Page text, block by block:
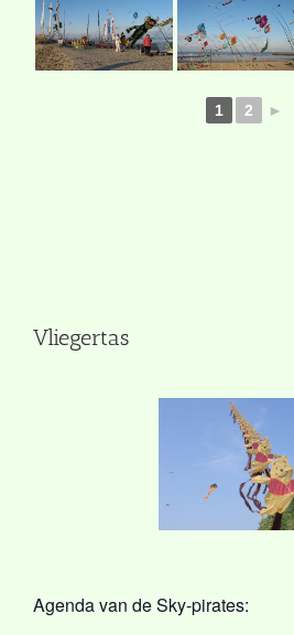
1 2 ►
Vliegertas
Agenda van de Sky-pirates: